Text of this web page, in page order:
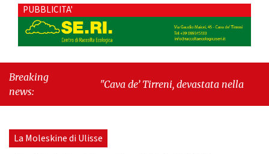
PUBBLICITA'
Breaking
news:
"Cava de’ Tirreni, devastata nella notte la
fragilità sociali e pressioni economiche"
La Moleskine di Ulisse